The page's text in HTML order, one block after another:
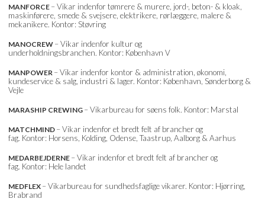
MANFORCE – Vikar indenfor tømrere & murere, jord-, beton- & kloak,
maskinførere, smede & svejsere, elektrikere, rørlæggere, malere &
mekanikere. Kontor: Støvring
MANOCREW – Vikar indenfor kultur og
underholdningsbranchen. Kontor: København V
MANPOWER – Vikar indenfor kontor & administration, økonomi,
kundeservice & salg, industri & lager. Kontor: København, Sønderborg &
Vejle
MARASHIP CREWING – Vikarbureau for søens folk. Kontor: Marstal
MATCHMIND – Vikar indenfor et bredt felt af brancher og
fag. Kontor: Horsens, Kolding, Odense, Taastrup, Aalborg & Aarhus
MEDARBEJDERNE – Vikar indenfor et bredt felt af brancher og
fag. Kontor: Hele landet
MEDFLEX – Vikarbureau for sundhedsfaglige vikarer. Kontor: Hjørring,
Brabrand